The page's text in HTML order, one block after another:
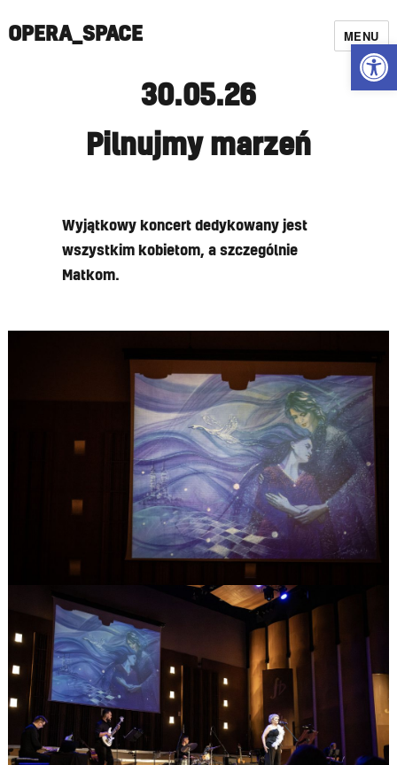
OPERA_SPACE MENU
30.05.26
Pilnujmy marzeń
Wyjątkowy koncert dedykowany jest
wszystkim kobietom, a szczególnie
Matkom.